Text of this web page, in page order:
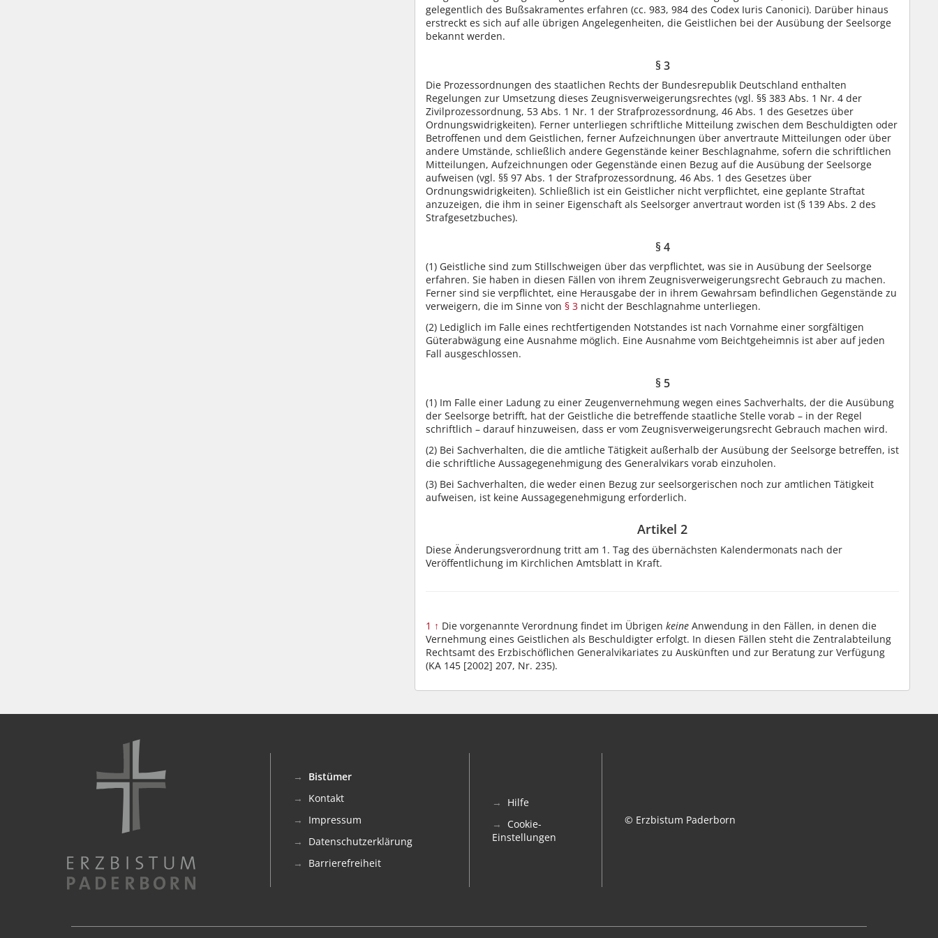
gelegentlich des Bußsakramentes erfahren (cc. 983, 984 des Codex Iuris Canonici). Darüber hinaus
erstreckt es sich auf alle übrigen Angelegenheiten, die Geistlichen bei der Ausübung der Seelsorge
bekannt werden.
§ 3
Die Prozessordnungen des staatlichen Rechts der Bundesrepublik Deutschland enthalten
Regelungen zur Umsetzung dieses Zeugnisverweigerungsrechtes (vgl. §§ 383 Abs. 1 Nr. 4 der
Zivilprozessordnung, 53 Abs. 1 Nr. 1 der Strafprozessordnung, 46 Abs. 1 des Gesetzes über
Ordnungswidrigkeiten). Ferner unterliegen schriftliche Mitteilung zwischen dem Beschuldigten oder
Betroffenen und dem Geistlichen, ferner Aufzeichnungen über anvertraute Mitteilungen oder über
andere Umstände, schließlich andere Gegenstände keiner Beschlagnahme, sofern die schriftlichen
Mitteilungen, Aufzeichnungen oder Gegenstände einen Bezug auf die Ausübung der Seelsorge
aufweisen (vgl. §§ 97 Abs. 1 der Strafprozessordnung, 46 Abs. 1 des Gesetzes über
Ordnungswidrigkeiten). Schließlich ist ein Geistlicher nicht verpflichtet, eine geplante Straftat
anzuzeigen, die ihm in seiner Eigenschaft als Seelsorger anvertraut worden ist (§ 139 Abs. 2 des
Strafgesetzbuches).
§ 4
(1) Geistliche sind zum Stillschweigen über das verpflichtet, was sie in Ausübung der Seelsorge
erfahren. Sie haben in diesen Fällen von ihrem Zeugnisverweigerungsrecht Gebrauch zu machen.
Ferner sind sie verpflichtet, eine Herausgabe der in ihrem Gewahrsam befindlichen Gegenstände zu
verweigern, die im Sinne von § 3 nicht der Beschlagnahme unterliegen.
(2) Lediglich im Falle eines rechtfertigenden Notstandes ist nach Vornahme einer sorgfältigen
Güterabwägung eine Ausnahme möglich. Eine Ausnahme vom Beichtgeheimnis ist aber auf jeden
Fall ausgeschlossen.
§ 5
(1) Im Falle einer Ladung zu einer Zeugenvernehmung wegen eines Sachverhalts, der die Ausübung
der Seelsorge betrifft, hat der Geistliche die betreffende staatliche Stelle vorab – in der Regel
schriftlich – darauf hinzuweisen, dass er vom Zeugnisverweigerungsrecht Gebrauch machen wird.
(2) Bei Sachverhalten, die die amtliche Tätigkeit außerhalb der Ausübung der Seelsorge betreffen, ist
die schriftliche Aussagegenehmigung des Generalvikars vorab einzuholen.
(3) Bei Sachverhalten, die weder einen Bezug zur seelsorgerischen noch zur amtlichen Tätigkeit
aufweisen, ist keine Aussagegenehmigung erforderlich.
Artikel 2
Diese Änderungsverordnung tritt am 1. Tag des übernächsten Kalendermonats nach der
Veröffentlichung im Kirchlichen Amtsblatt in Kraft.
1 ↑ Die vorgenannte Verordnung findet im Übrigen keine Anwendung in den Fällen, in denen die
Vernehmung eines Geistlichen als Beschuldigter erfolgt. In diesen Fällen steht die Zentralabteilung
Rechtsamt des Erzbischöflichen Generalvikariates zu Auskünften und zur Beratung zur Verfügung
(KA 145 [2002] 207, Nr. 235).
Bistümer
Kontakt
Impressum
Datenschutzerklärung
Barrierefreiheit
Hilfe
Cookie-
Einstellungen
© Erzbistum Paderborn